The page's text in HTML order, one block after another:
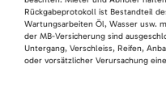
Rückgabeprotokoll ist Bestandteil
Wartungsarbeiten Öl, Wasser usw.
der MB-Versicherung sind
Untergang, Verschleiss, Reifen,
oder vorsätzlicher Verursachung